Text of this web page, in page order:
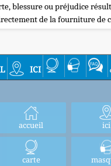
blessure ou préjudice
de la fourniture de
ici
accueil ici
carte